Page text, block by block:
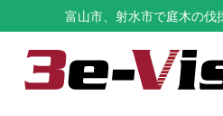
富山市、射水市で庭木の